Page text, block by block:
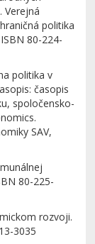
Verejná
politika
80-224-
politika v
časopis
spoločensko-
SAV,
80-225-
rozvoji.
3035